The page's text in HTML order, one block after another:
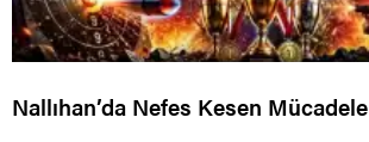
Nallıhan’da Nefes Kesen Mücadele